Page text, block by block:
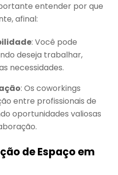
entender por que
afinal:
: Você pode
deseja trabalhar,
necessidades.
: Os coworkings
entre profissionais de
oportunidades valiosas
de Espaço em